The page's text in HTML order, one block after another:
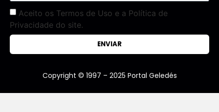
Aceito os Termos de Uso e a Política de
Privacidade do site.
ENVIAR
Copyright © 1997 – 2025 Portal Geledés